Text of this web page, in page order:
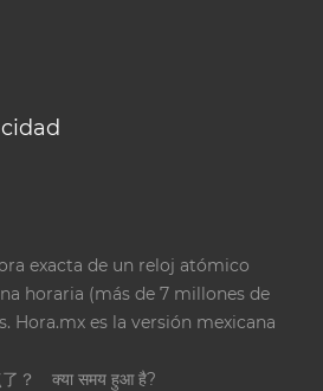
exacta de un reloj atómico
horaria (más de 7 millones de
Hora.mx es la versión mexicana
？
क्या समय हुआ है?